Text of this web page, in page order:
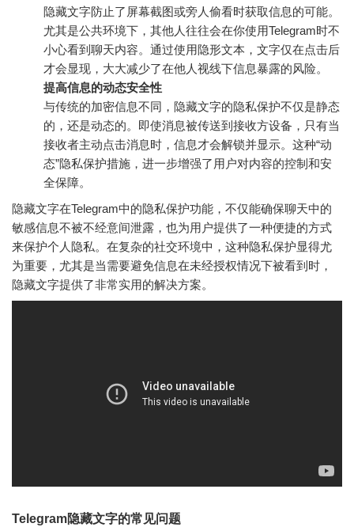
隐藏文字防止了屏幕截图或旁人偷看时获取信息的可能。
尤其是公共环境下，其他人往往会在你使用Telegram时不
小心看到聊天内容。通过使用隐形文本，文字仅在点击后
才会显现，大大减少了在他人视线下信息暴露的风险。
提高信息的动态安全性
与传统的加密信息不同，隐藏文字的隐私保护不仅是静态
的，还是动态的。即使消息被传送到接收方设备，只有当
接收者主动点击消息时，信息才会解锁并显示。这种“动
态”隐私保护措施，进一步增强了用户对内容的控制和安
全保障。
隐藏文字在Telegram中的隐私保护功能，不仅能确保聊天中的
敏感信息不被不经意间泄露，也为用户提供了一种便捷的方式
来保护个人隐私。在复杂的社交环境中，这种隐私保护显得尤
为重要，尤其是当需要避免信息在未经授权情况下被看到时，
隐藏文字提供了非常实用的解决方案。
Telegram隐藏文字的常见问题